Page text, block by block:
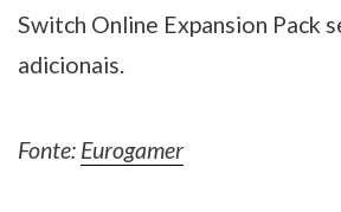
Switch Online Expansion Pack
adicionais.
Fonte: Eurogamer